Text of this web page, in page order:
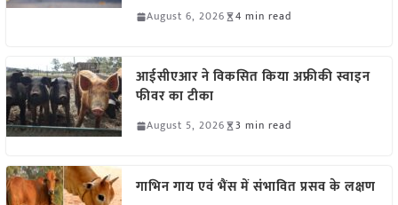
August 6, 2026 4 min read
आईसीएआर ने विकसित किया अफ्रीकी स्वाइन
फीवर का टीका
August 5, 2026 3 min read
गाभिन गाय एवं भैंस में संभावित प्रसव के लक्षण